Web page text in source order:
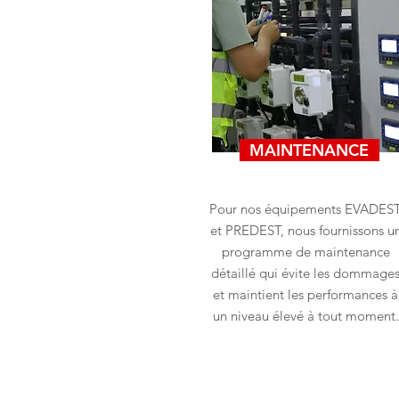
MAINTENANCE
Pour nos équipements
et PREDEST, nous fournissons
programme de maintenance
détaillé qui évite les dommages
et maintient les performances à
un niveau élevé à tout moment.